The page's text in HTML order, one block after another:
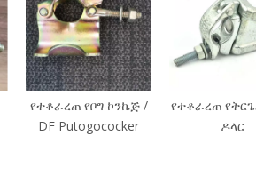
የተቆራረጠ የቦግ ኮንኬጅ /
DF Putogococker
የተቆራረጠ
ዶላር